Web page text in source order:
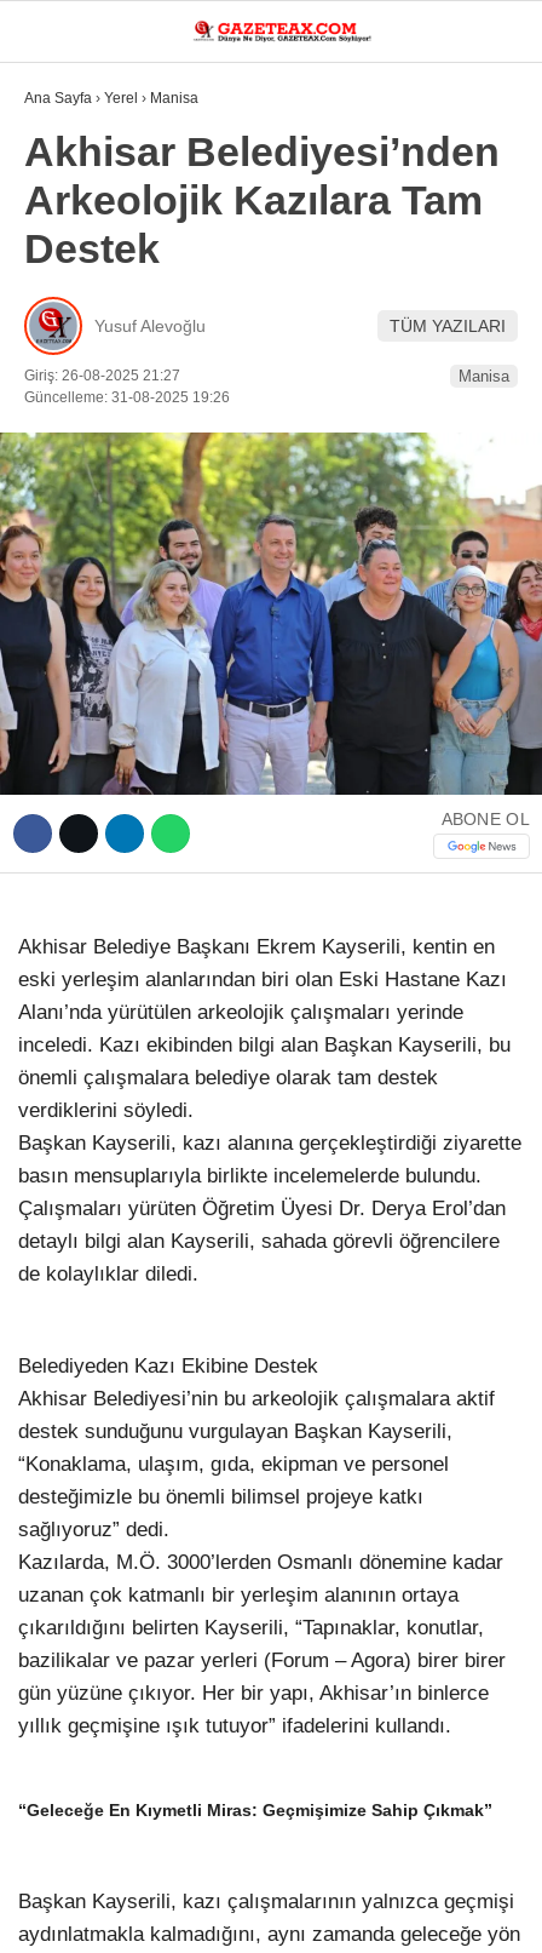
WhatsApp İhbar Hattı
Youtube
Telegram
22.5
MANISA
DÜNYA
ASAYIŞ
GÜNDEM
SIYASET
EKONOMI
SPOR
YEREL
EĞITIM
Ana Sayfa › Yerel › Manisa
Akhisar Belediyesi’nden
Arkeolojik Kazılara Tam
Destek
Yusuf Alevoğlu TÜM YAZILARI
Giriş: 26-08-2025 21:27
Güncelleme: 31-08-2025 19:26
Manisa
ABONE OL
Akhisar Belediye Başkanı Ekrem Kayserili, kentin en
eski yerleşim alanlarından biri olan Eski Hastane Kazı
Alanı’nda yürütülen arkeolojik çalışmaları yerinde
inceledi. Kazı ekibinden bilgi alan Başkan Kayserili, bu
önemli çalışmalara belediye olarak tam destek
verdiklerini söyledi.
Başkan Kayserili, kazı alanına gerçekleştirdiği ziyarette
basın mensuplarıyla birlikte incelemelerde bulundu.
Çalışmaları yürüten Öğretim Üyesi Dr. Derya Erol’dan
detaylı bilgi alan Kayserili, sahada görevli öğrencilere
de kolaylıklar diledi.
Belediyeden Kazı Ekibine Destek
Akhisar Belediyesi’nin bu arkeolojik çalışmalara aktif
destek sunduğunu vurgulayan Başkan Kayserili,
“Konaklama, ulaşım, gıda, ekipman ve personel
desteğimizle bu önemli bilimsel projeye katkı
sağlıyoruz” dedi.
Kazılarda, M.Ö. 3000’lerden Osmanlı dönemine kadar
uzanan çok katmanlı bir yerleşim alanının ortaya
çıkarıldığını belirten Kayserili, “Tapınaklar, konutlar,
bazilikalar ve pazar yerleri (Forum – Agora) birer birer
gün yüzüne çıkıyor. Her bir yapı, Akhisar’ın binlerce
yıllık geçmişine ışık tutuyor” ifadelerini kullandı.
“Geleceğe En Kıymetli Miras: Geçmişimize Sahip Çıkmak”
Başkan Kayserili, kazı çalışmalarının yalnızca geçmişi
aydınlatmakla kalmadığını, aynı zamanda geleceğe yön